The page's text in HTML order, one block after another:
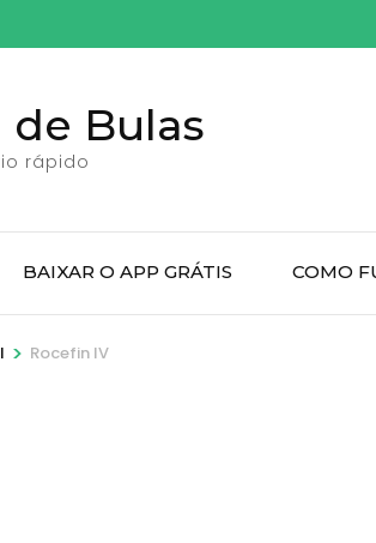
de Bulas
rápido
BAIXAR O APP GRÁTIS COMO
> Rocefin IV